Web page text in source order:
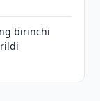
birinchi